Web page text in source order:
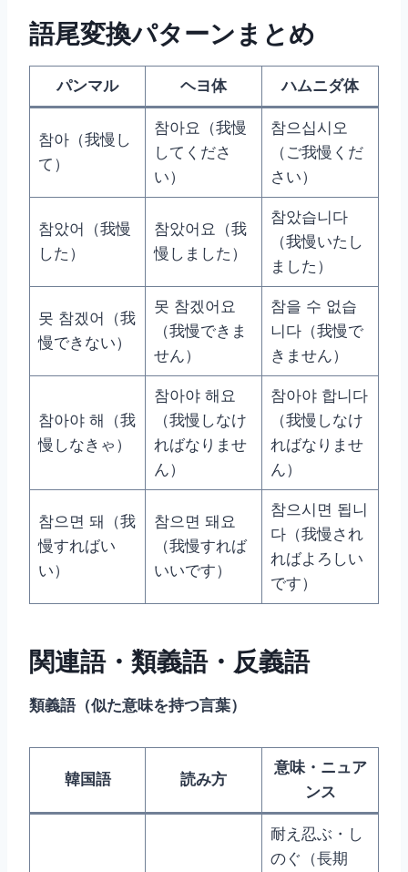
語尾変換パターンまとめ
パンマル ヘヨ体 ハムニダ体
참아（我慢し
て）
참아요（我慢
してくださ
い）
참으십시오
（ご我慢くだ
さい）
참았어（我慢
した）
참았어요（我
慢しました）
참았습니다
（我慢いたし
ました）
못 참겠어（我
慢できない）
못 참겠어요
（我慢できま
せん）
참을 수 없습
니다（我慢で
きません）
참아야 해（我
慢しなきゃ）
참아야 해요
（我慢しなけ
ればなりませ
ん）
참아야 합니다
（我慢しなけ
ればなりませ
ん）
참으면 돼（我
慢すればい
い）
참으면 돼요
（我慢すれば
いいです）
참으시면 됩니
다（我慢され
ればよろしい
です）
関連語・類義語・反義語
類義語（似た意味を持つ言葉）
韓国語 読み方
意味・ニュア
ンス
耐え忍ぶ・し
のぐ（長期